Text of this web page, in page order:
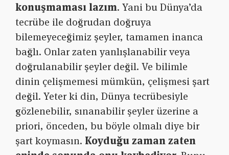
konuşmaması lazım. Yani bu Dünya’da
tecrübe ile doğrudan doğruya
bilemeyeceğimiz şeyler, tamamen inanca
bağlı. Onlar zaten yanlışlanabilir veya
doğrulanabilir şeyler değil. Ve bilimle
dinin çelişmemesi mümkün, çelişmesi şart
değil. Yeter ki din, Dünya tecrübesiyle
gözlenebilir, sınanabilir şeyler üzerine a
priori, önceden, bu böyle olmalı diye bir
şart koymasın. Koyduğu zaman zaten